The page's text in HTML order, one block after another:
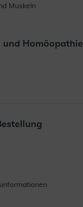
Muskeln
Homöopathie